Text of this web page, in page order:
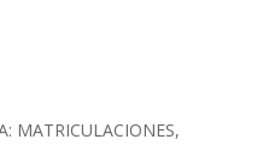
MATRICULACIONES,